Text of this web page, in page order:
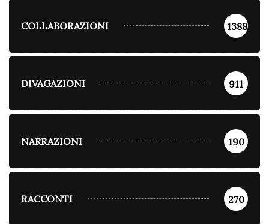
COLLABORAZIONI 1388
DIVAGAZIONI 911
NARRAZIONI 190
RACCONTI 270